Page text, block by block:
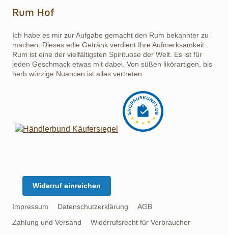
Rum Hof
Ich habe es mir zur Aufgabe gemacht den Rum bekannter zu
machen. Dieses edle Getränk verdient Ihre Aufmerksamkeit.
Rum ist eine der vielfältigsten Spirituose der Welt. Es ist für
jeden Geschmack etwas mit dabei. Von süßen likörartigen, bis
herb würzige Nuancen ist alles vertreten.
Widerruf einreichen
Impressum Datenschutzerklärung
AGB
Zahlung und Versand
Widerrufsrecht für Verbraucher